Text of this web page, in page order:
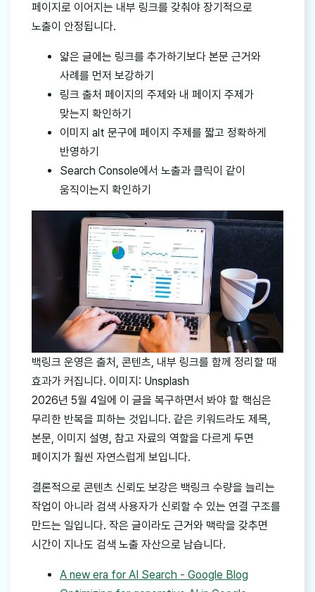
페이지로 이어지는 내부 링크를 갖춰야 장기적으로
노출이 안정됩니다.
얇은 글에는 링크를 추가하기보다 본문 근거와
사례를 먼저 보강하기
링크 출처 페이지의 주제와 내 페이지 주제가
맞는지 확인하기
이미지 alt 문구에 페이지 주제를 짧고 정확하게
반영하기
Search Console에서 노출과 클릭이 같이
움직이는지 확인하기
백링크 운영은 출처, 콘텐츠, 내부 링크를 함께 정리할 때
효과가 커집니다. 이미지: Unsplash
2026년 5월 4일에 이 글을 복구하면서 봐야 할 핵심은
무리한 반복을 피하는 것입니다. 같은 키워드라도 제목,
본문, 이미지 설명, 참고 자료의 역할을 다르게 두면
페이지가 훨씬 자연스럽게 보입니다.
결론적으로 콘텐츠 신뢰도 보강은 백링크 수량을 늘리는
작업이 아니라 검색 사용자가 신뢰할 수 있는 연결 구조를
만드는 일입니다. 작은 글이라도 근거와 맥락을 갖추면
시간이 지나도 검색 노출 자산으로 남습니다.
A new era for AI Search - Google Blog